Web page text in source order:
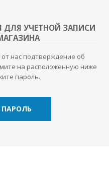
ДЛЯ УЧЕТНОЙ ЗАПИСИ
от нас подтверждение об
на расположенную ниже
пароль.
ПАРОЛЬ